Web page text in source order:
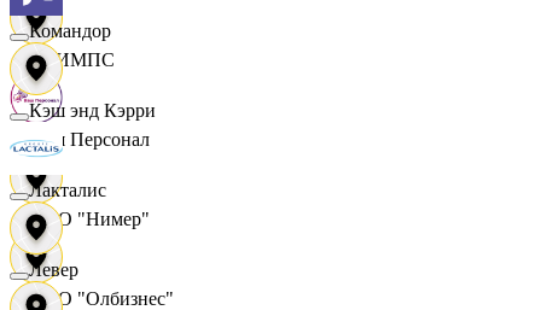
ОЛИМПС
Ваш Персонал
ООО "Нимер"
ООО "Олбизнес"
Командор
Кэш энд Кэрри
Лакталис
Левер